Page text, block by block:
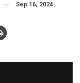
Sep 16, 2024